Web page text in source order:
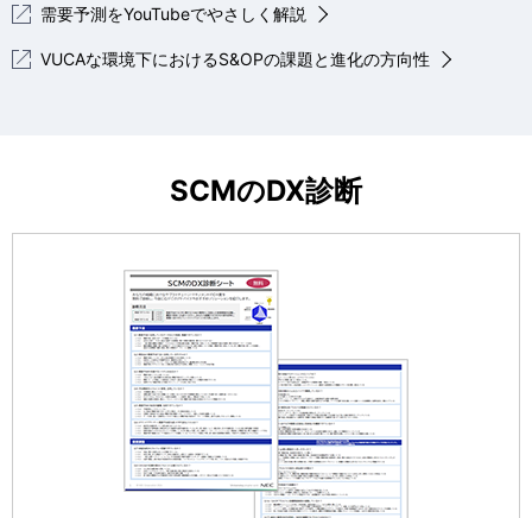
需要予測をYouTubeでやさしく解説
VUCAな環境下におけるS&OPの課題と進化の方向性
SCMのDX診断